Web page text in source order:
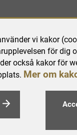
vi kakor
för dig
också kakor för
Mer om